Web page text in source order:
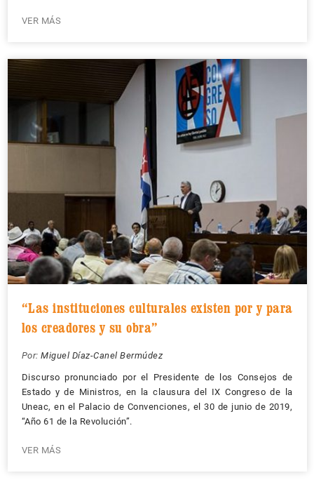
VER MÁS
“Las instituciones culturales existen por y para
los creadores y su obra”
Por: Miguel Díaz-Canel Bermúdez
Discurso pronunciado por el Presidente de los Consejos de
Estado y de Ministros, en la clausura del IX Congreso de la
Uneac, en el Palacio de Convenciones, el 30 de junio de 2019,
“Año 61 de la Revolución”.
VER MÁS